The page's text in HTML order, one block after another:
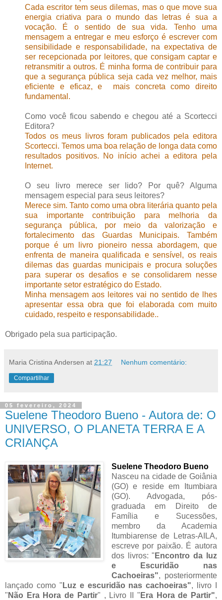
Cada escritor tem seus dilemas, mas o que move sua
energia criativa para o mundo das letras é sua a
vocação. É o sentido de sua vida. Tenho uma
mensagem a entregar e meu esforço é escrever com
sensibilidade e responsabilidade, na expectativa de
ser recepcionada por leitores, que consigam captar e
retransmitir a outros. É minha forma de contribuir para
que a segurança pública seja cada vez melhor, mais
eficiente e eficaz, e mais concreta como direito
fundamental.
Como você ficou sabendo e chegou até a Scortecci
Editora?
Todos os meus livros foram publicados pela editora
Scortecci. Temos uma boa relação de longa data como
resultados positivos. No início achei a editora pela
Internet.
O seu livro merece ser lido? Por quê? Alguma
mensagem especial para seus leitores?
Merece sim. Tanto como uma obra literária quanto pela
sua importante contribuição para melhoria da
segurança pública, por meio da valorização e
fortalecimento das Guardas Municipais. Também
porque é um livro pioneiro nessa abordagem, que
enfrenta de maneira qualificada e sensível, os reais
dilemas das guardas municipais e procura soluções
para superar os desafios e se consolidarem nesse
importante setor estratégico do Estado.
Minha mensagem aos leitores vai no sentido de lhes
apresentar essa obra que foi elaborada com muito
cuidado, respeito e responsabilidade..
Obrigado pela sua participação.
Maria Cristina Andersen at 21:27 Nenhum comentário:
Compartilhar
05 fevereiro, 2024
Suelene Theodoro Bueno - Autora de: O
UNIVERSO, O PLANETA TERRA E A
CRIANÇA
Suelene Theodoro Bueno
Nasceu na cidade de Goiânia
(GO) e reside em Itumbiara
(GO). Advogada, pós-
graduada em Direito de
Família e Sucessões,
membro da Academia
Itumbiarense de Letras-AILA,
escreve por paixão. É autora
dos livros: " Encontro da luz
e Escuridão nas
Cachoeiras", posteriormente
lançado como " Luz e escuridão nas cachoeiras", livro I
" Não Era Hora de Partir" , Livro II " Era Hora de Partir",